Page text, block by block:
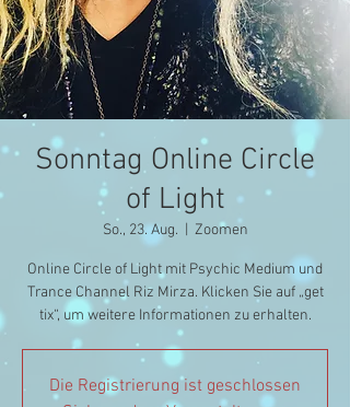
Sonntag Online Circle
of Light
So., 23. Aug. Zoomen
Online Circle of Light mit Psychic Medium und
Trance Channel Riz Mirza. Klicken Sie auf „get
tix“, um weitere Informationen zu erhalten.
Die Registrierung ist geschlossen